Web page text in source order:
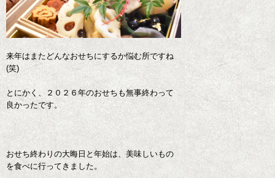
来年はまたどんなおせちにするか悩む所ですね
(笑)
とにかく、２０２６年のおせちも無事終わって
良かったです。
おせち終わりの大晦日と年始は、美味しいもの
を食べに行ってきました。